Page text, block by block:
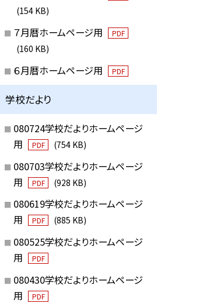
(154 KB)
７月暦ホームページ用 PDF
(160 KB)
６月暦ホームページ用 PDF
学校だより
080724学校だよりホームページ
用
PDF (754 KB)
080703学校だよりホームページ
用
PDF (928 KB)
080619学校だよりホームページ
用
PDF (885 KB)
080525学校だよりホームページ
用
PDF
080430学校だよりホームページ
用
PDF